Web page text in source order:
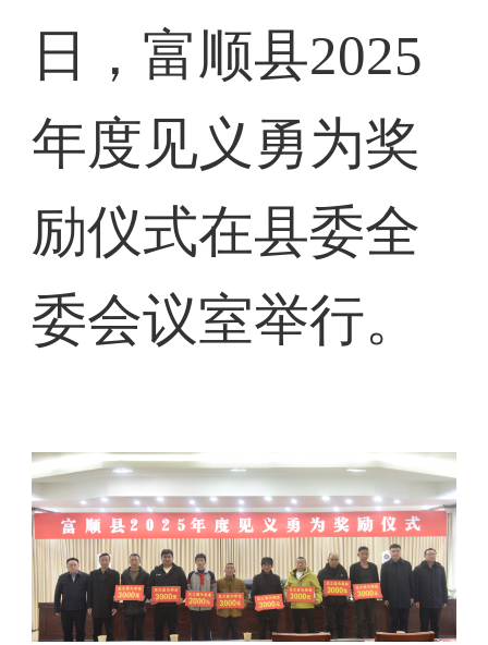
日，富顺县2025
年度见义勇为奖
励仪式在县委全
委会议室举行。